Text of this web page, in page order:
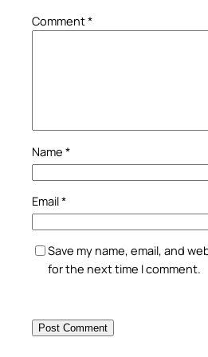
Comment*
Name *
Email*
Save my name, email, and
for the next time I comment.